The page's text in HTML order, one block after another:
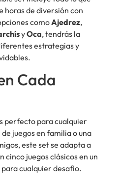
horas de diversión con
comoAjedrez,
yOca, tendrás la
estrategias y
Cada
perfecto para cualquier
juegos en familia o una
este set se adapta a
cinco juegos clásicos en un
cualquier desafío.